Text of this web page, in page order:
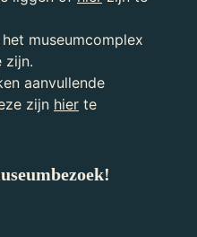
museumcomplex
zijn.
aanvullende
zijn hier te